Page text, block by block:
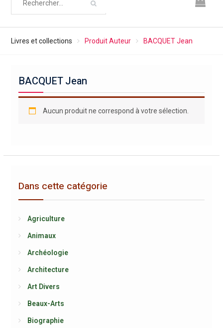
Livres et collections Produit Auteur BACQUET Jean
BACQUET Jean
Aucun produit ne correspond à votre sélection.
Dans cette catégorie
Agriculture
Animaux
Archéologie
Architecture
Art Divers
Beaux-Arts
Biographie